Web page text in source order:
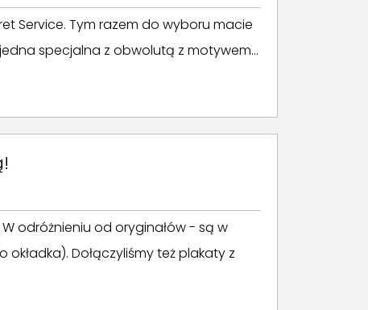
Service. Tym razem do wyboru macie
specjalna z obwolutą z motywem...
odróżnieniu od oryginałów - są w
Dołączyliśmy też plakaty z